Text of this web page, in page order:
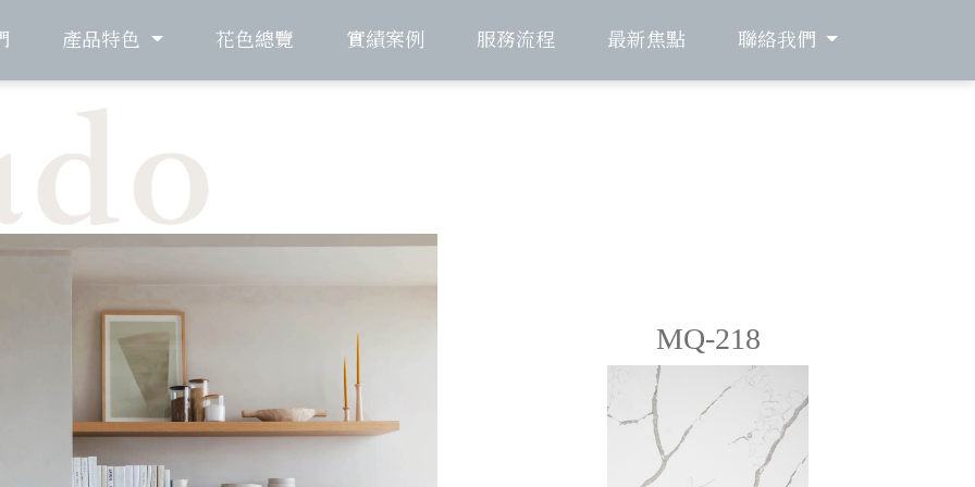
產品特色 花色總覽 實績案例 服務流程 最新焦點 聯絡我們
MQ-218